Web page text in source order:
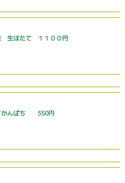
生ほたて １１００円
んぱち 550円